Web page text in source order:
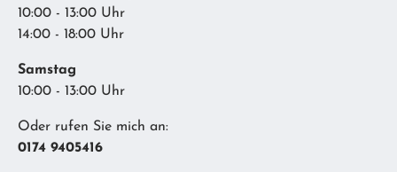
10:00 - 13:00 Uhr
14:00 - 18:00 Uhr
Samstag
10:00 - 13:00 Uhr
Oder rufen Sie mich an:
0174 9405416